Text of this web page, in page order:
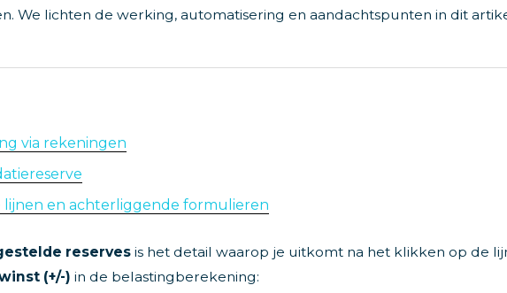
We lichten de werking, automatisering en aandachtspunten in dit
via rekeningen
en achterliggende formulieren
reserves is het detail waarop je uitkomt na het klikken op de
(+/-) in de belastingberekening: